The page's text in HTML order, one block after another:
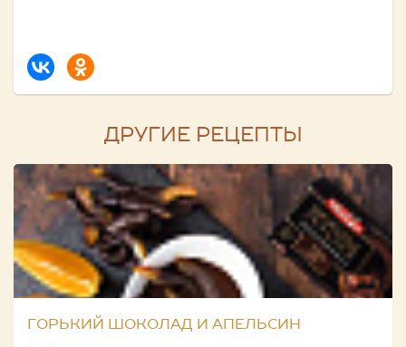
ДРУГИЕ РЕЦЕПТЫ
ГОРЬКИЙ ШОКОЛАД И АПЕЛЬСИН